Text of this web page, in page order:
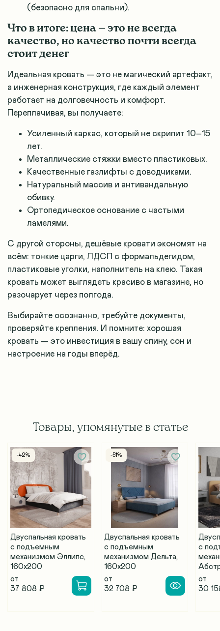
(безопасно для спальни).
Что в итоге: цена — это не всегда
качество, но качество почти всегда
стоит денег
Идеальная кровать — это не магический артефакт,
а инженерная конструкция, где каждый элемент
работает на долговечность и комфорт.
Переплачивая, вы получаете:
Усиленный каркас, который не скрипит 10–15
лет.
Металлические стяжки вместо пластиковых.
Качественные газлифты с доводчиками.
Натуральный массив и антивандальную
обивку.
Ортопедическое основание с частыми
ламелями.
С другой стороны, дешёвые кровати экономят на
всём: тонкие царги, ЛДСП с формальдегидом,
пластиковые уголки, наполнитель на клею. Такая
кровать может выглядеть красиво в магазине, но
разочарует через полгода.
Выбирайте осознанно, требуйте документы,
проверяйте крепления. И помните: хорошая
кровать — это инвестиция в вашу спину, сон и
настроение на годы вперёд.
Товары, упомянутые в статье
-42%
Двуспальная кровать
с подъемным
механизмом Эллипс,
160х200
от
37 808 ₽
-51%
Двуспальная кровать
с подъемным
механизмом Дельта,
160х200
от
32 708 ₽
с
от
30